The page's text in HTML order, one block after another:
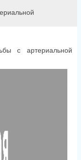
с артериальной